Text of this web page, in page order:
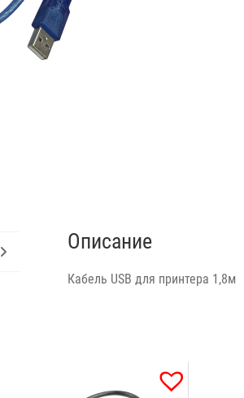
Описание
Кабель USB для принтера 1,8м